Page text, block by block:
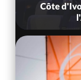
Côte